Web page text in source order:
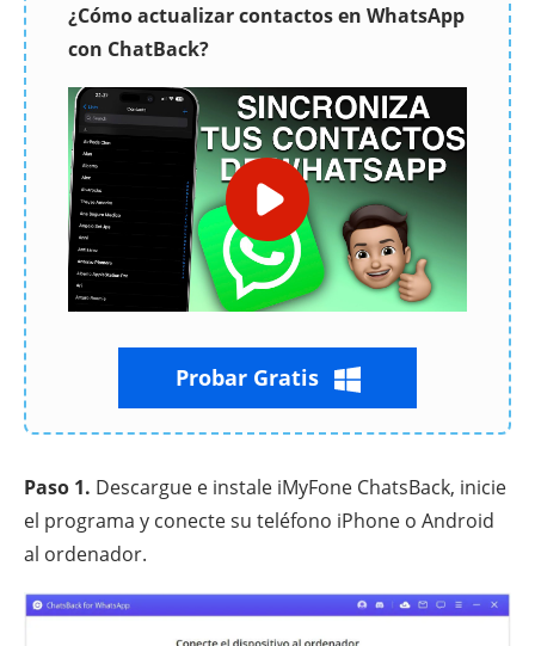
¿Cómo actualizar contactos en WhatsApp
con ChatBack?
Probar Gratis
Paso 1. Descargue e instale iMyFone ChatsBack, inicie
el programa y conecte su teléfono iPhone o Android
al ordenador.